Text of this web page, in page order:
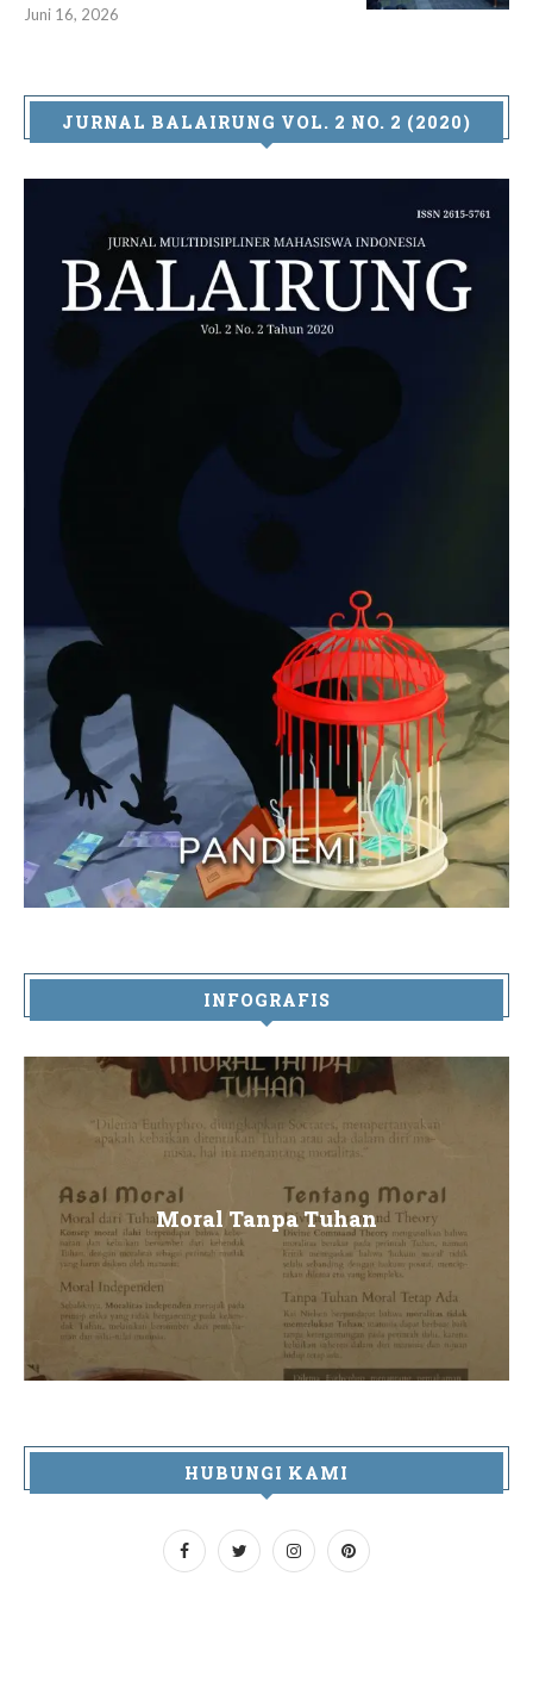
Juni 16, 2026
JURNAL BALAIRUNG VOL. 2 NO. 2 (2020)
INFOGRAFIS
Moral Tanpa Tuhan
HUBUNGI KAMI